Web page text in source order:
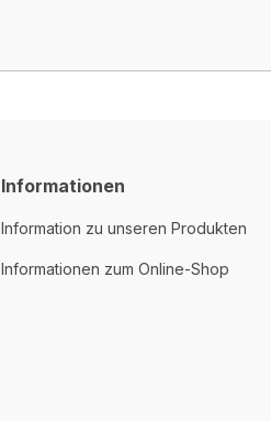
Informationen
Information zu unseren Produkten
Informationen zum Online-Shop